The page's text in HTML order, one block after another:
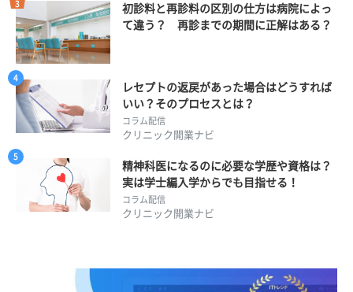
初診料と再診料の区別の仕方は病院によっ
て違う？ 再診までの期間に正解はある？
レセプトの返戻があった場合はどうすれば
いい？そのプロセスとは？
コラム配信
クリニック開業ナビ
精神科医になるのに必要な学歴や資格は？
実は学士編入学からでも目指せる！
コラム配信
クリニック開業ナビ